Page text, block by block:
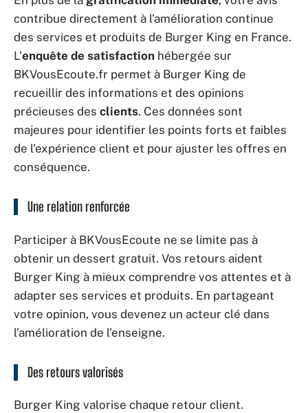
contribue directement à l’amélioration continue
des services et produits de Burger King en France.
L’enquête de satisfaction hébergée sur
BKVousEcoute.fr permet à Burger King de
recueillir des informations et des opinions
précieuses des clients. Ces données sont
majeures pour identifier les points forts et faibles
de l’expérience client et pour ajuster les offres en
conséquence.
Une relation renforcée
Participer à BKVousEcoute ne se limite pas à
obtenir un dessert gratuit. Vos retours aident
Burger King à mieux comprendre vos attentes et à
adapter ses services et produits. En partageant
votre opinion, vous devenez un acteur clé dans
l’amélioration de l’enseigne.
Des retours valorisés
Burger King valorise chaque retour client.